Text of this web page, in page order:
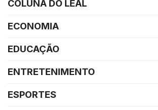
COLUNA DO LEAL
ECONOMIA
EDUCAÇÃO
ENTRETENIMENTO
ESPORTES